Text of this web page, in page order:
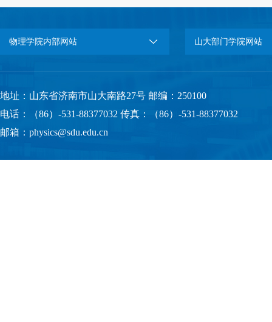
物理学院内部网站 山大部门学院网站
地址：山东省济南市山大南路27号 邮编：250100
电话：（86）-531-88377032 传真：（86）-531-88377032
邮箱：physics@sdu.edu.cn